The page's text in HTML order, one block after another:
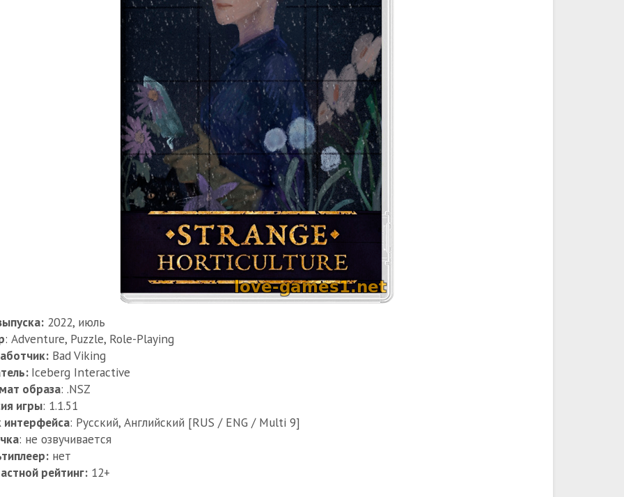
2022, июль
: Adventure, Puzzle, Role-Playing
Bad Viking
Iceberg Interactive
образа: .NSZ
игры: 1.1.51
интерфейса: Русский, Английский [RUS / ENG / Multi 9]
: не озвучивается
нет
рейтинг: 12+